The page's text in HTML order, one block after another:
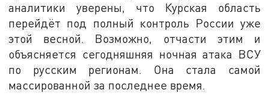
аналитики уверены, что Курская область
перейдёт под полный контроль России уже
этой весной. Возможно, отчасти этим и
объясняется сегодняшняя ночная атака ВСУ
по русским регионам. Она стала самой
массированной за последнее время.